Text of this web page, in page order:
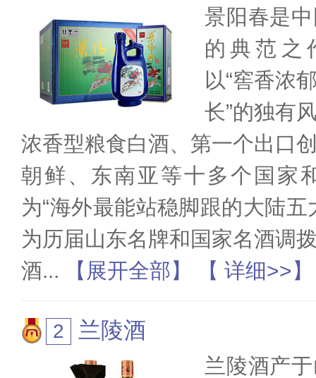
景阳春是
的典范之
以“窖香浓
长”的独有
浓香型粮食白酒、第一个出口
朝鲜、东南亚等十多个国家
为“海外最能站稳脚跟的大陆
为历届山东名牌和国家名酒调
酒... 【展开全部】 【 详细>>】
兰陵酒
兰陵酒产